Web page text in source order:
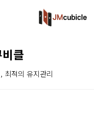
클
최적의 유지관리